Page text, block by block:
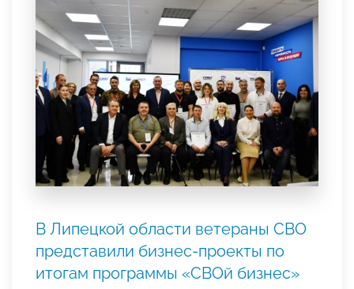
В Липецкой области ветераны СВО
представили бизнес-проекты по
итогам программы «СВОй бизнес»